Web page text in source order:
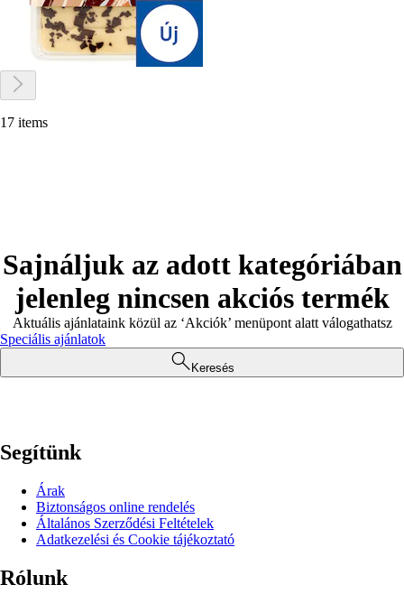
17 items
Sajnáljuk az adott kategóriában
jelenleg nincsen akciós termék
Aktuális ajánlataink közül az ‘Akciók’ menüpont alatt válogathatsz
Speciális ajánlatok
Keresés
Segítünk
Árak
Biztonságos online rendelés
Általános Szerződési Feltételek
Adatkezelési és Cookie tájékoztató
Rólunk